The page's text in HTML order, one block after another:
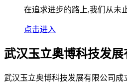
在追求进步的路上,我们从未
点击进入
武汉玉立奥博科技发展
武汉玉立奥博科技发展有限公司成